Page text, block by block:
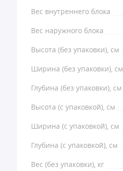
Вес внутреннего блока
Вес наружного блока
Высота (без упаковки), см
Ширина (без упаковки), см
Глубина (без упаковки), см
Высота (с упаковкой), см
Ширина (с упаковкой), см
Глубина (с упаковкой), см
Вес (без упаковки), кг